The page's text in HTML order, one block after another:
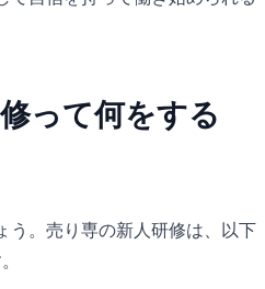
って何をする
う。売り専の新人研修は、以下